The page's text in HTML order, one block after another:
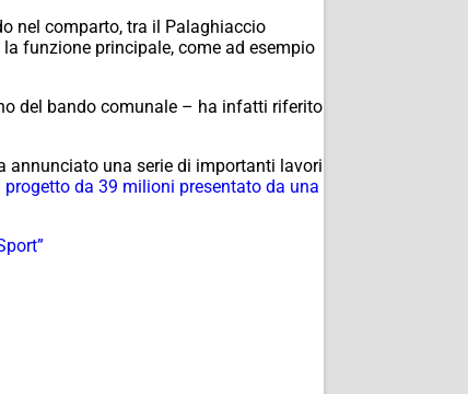
nel comparto, tra il Palaghiaccio
funzione principale, come ad esempio
del bando comunale – ha infatti riferito
annunciato una serie di importanti lavori
progetto da 39 milioni presentato da una